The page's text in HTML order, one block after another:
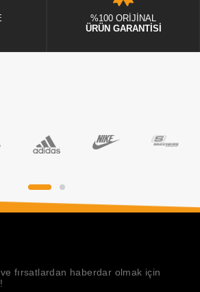
%100 ORİJİNAL
ÜRÜN GARANTİSİ
fırsatlardan haberdar olmak için